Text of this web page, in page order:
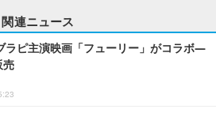
関連ニュース
ラピ主演映画「フューリー」がコラボ―
売